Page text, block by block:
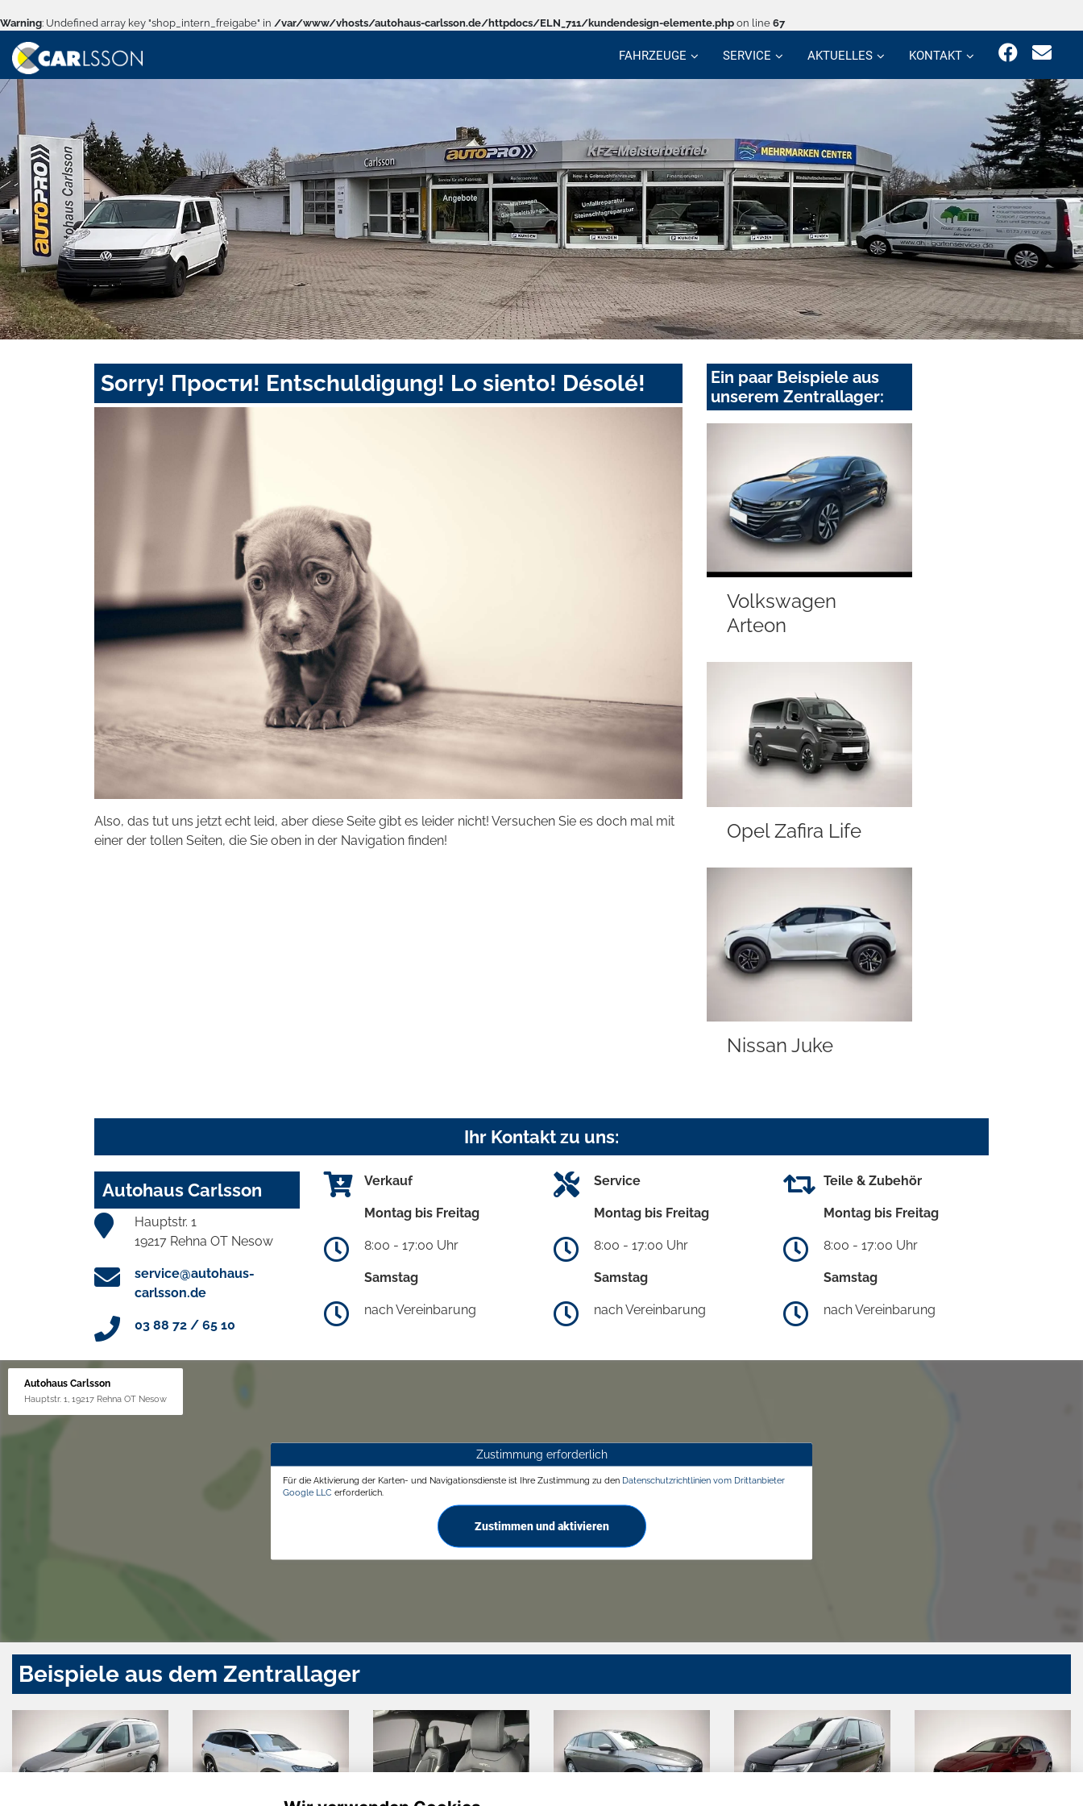
Warning: Undefined array key "shop_intern_freigabe" in /var/www/vhosts/autohaus-carlsson.de/httpdocs/ELN_711/kundendesign-elemente.php on line 67
FAHRZEUGE SERVICE AKTUELLES KONTAKT
Sorry! Прости! Entschuldigung! Lo siento! Désolé!
Also, das tut uns jetzt echt leid, aber diese Seite gibt es leider nicht! Versuchen Sie es doch mal mit
einer der tollen Seiten, die Sie oben in der Navigation finden!
Ein paar Beispiele aus
unserem Zentrallager:
Volkswagen
Arteon
Opel Zafira Life
Nissan Juke
Ihr Kontakt zu uns:
Autohaus Carlsson
Hauptstr. 1
19217 Rehna OT Nesow
service@autohaus-
carlsson.de
03 88 72 / 65 10
Verkauf
Montag bis Freitag
8:00 - 17:00 Uhr
Samstag
nach Vereinbarung
Service
Montag bis Freitag
8:00 - 17:00 Uhr
Samstag
nach Vereinbarung
Teile & Zubehör
Montag bis Freitag
8:00 - 17:00 Uhr
Samstag
nach Vereinbarung
Autohaus Carlsson
Hauptstr. 1, 19217 Rehna OT Nesow
Zustimmung erforderlich
Für die Aktivierung der Karten- und Navigationsdienste ist Ihre Zustimmung zu den Datenschutzrichtlinien vom Drittanbieter
Google LLC erforderlich.
Zustimmen und aktivieren
Beispiele aus dem Zentrallager